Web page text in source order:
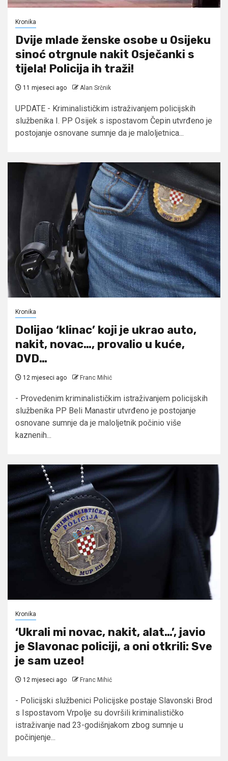
Kronika
Dvije mlade ženske osobe u Osijeku
sinoć otrgnule nakit Osječanki s
tijela! Policija ih traži!
11 mjeseci ago Alan Srčnik
UPDATE - Kriminalističkim istraživanjem policijskih
službenika I. PP Osijek s ispostavom Čepin utvrđeno je
postojanje osnovane sumnje da je maloljetnica...
Kronika
Dolijao ‘klinac’ koji je ukrao auto,
nakit, novac…, provalio u kuće,
DVD…
12 mjeseci ago Franc Mihić
- Provedenim kriminalističkim istraživanjem policijskih
službenika PP Beli Manastir utvrđeno je postojanje
osnovane sumnje da je maloljetnik počinio više
kaznenih...
Kronika
‘Ukrali mi novac, nakit, alat…’, javio
je Slavonac policiji, a oni otkrili: Sve
je sam uzeo!
12 mjeseci ago Franc Mihić
- Policijski službenici Policijske postaje Slavonski Brod
s Ispostavom Vrpolje su dovršili kriminalističko
istraživanje nad 23-godišnjakom zbog sumnje u
počinjenje...